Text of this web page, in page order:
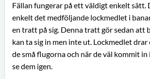
Fällan fungerar på ett väldigt enkelt sätt.
enkelt det medföljande lockmedlet i
en tratt på sig. Denna tratt gör sedan att
kan ta sig in men inte ut. Lockmedlet
de små flugorna och när de väl kommit
se dem igen.